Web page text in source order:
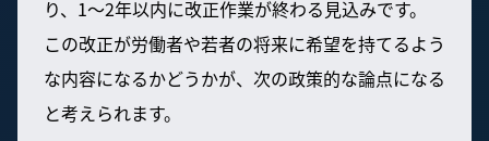
り、1〜2年以内に改正作業が終わる見込みです。
この改正が労働者や若者の将来に希望を持てるよう
な内容になるかどうかが、次の政策的な論点になる
と考えられます。